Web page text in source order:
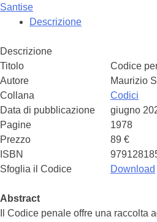
Santise
Descrizione
Descrizione
Titolo
Codice
Autore
Maurizio
Collana
Codici
Data di pubblicazione
giugno
Pagine
1978
Prezzo
89 €
ISBN
Sfoglia il Codice
Download
Abstract
Il Codice penale offre una raccolta